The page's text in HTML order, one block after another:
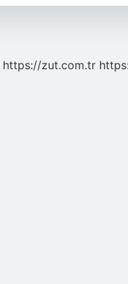
https://zut.com.tr